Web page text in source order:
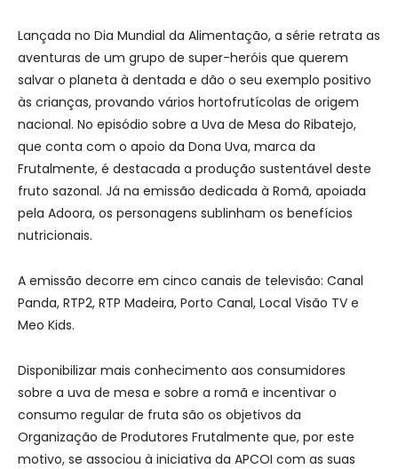
Lançada no Dia Mundial da Alimentação, a série retrata as
aventuras de um grupo de super-heróis que querem
salvar o planeta à dentada e dão o seu exemplo positivo
às crianças, provando vários hortofrutícolas de origem
nacional. No episódio sobre a Uva de Mesa do Ribatejo,
que conta com o apoio da Dona Uva, marca da
Frutalmente, é destacada a produção sustentável deste
fruto sazonal. Já na emissão dedicada à Romã, apoiada
pela Adoora, os personagens sublinham os benefícios
nutricionais.
A emissão decorre em cinco canais de televisão: Canal
Panda, RTP2, RTP Madeira, Porto Canal, Local Visão TV e
Meo Kids.
Disponibilizar mais conhecimento aos consumidores
sobre a uva de mesa e sobre a romã e incentivar o
consumo regular de fruta são os objetivos da
Organização de Produtores Frutalmente que, por este
motivo, se associou à iniciativa da APCOI com as suas